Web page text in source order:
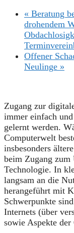
« Beratung
drohendem
Offener
Neulinge »
Zugang zur
immer einfach
gelernt werden.
Computerwelt
insbesonders
beim Zugang zum
Technologie. In
langsam an die
herangeführt mit
Schwerpunkte
Internets (über
sowie Aspekte